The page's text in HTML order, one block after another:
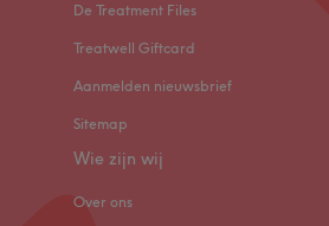
De Treatment Files
Treatwell Giftcard
Aanmelden nieuwsbrief
Sitemap
Wie zijn wij
Over ons